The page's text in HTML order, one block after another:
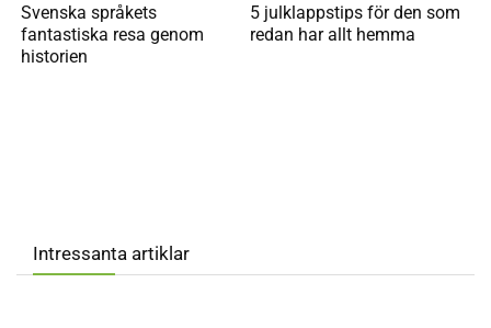
Svenska språkets
fantastiska resa genom
historien
5 julklappstips för den som
redan har allt hemma
Intressanta artiklar